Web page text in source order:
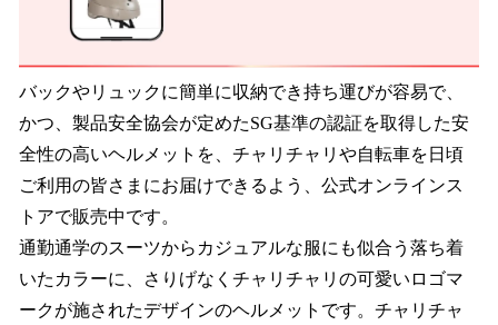
バックやリュックに簡単に収納でき持ち運びが容易で、
かつ、製品安全協会が定めたSG基準の認証を取得した安
全性の高いヘルメットを、チャリチャリや自転車を日頃
ご利用の皆さまにお届けできるよう、公式オンラインス
トアで販売中です。
通勤通学のスーツからカジュアルな服にも似合う落ち着
いたカラーに、さりげなくチャリチャリの可愛いロゴマ
ークが施されたデザインのヘルメットです。チャリチャ